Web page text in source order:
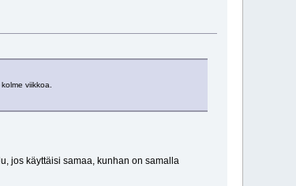
viikkoa.
jos käyttäisi samaa, kunhan on samalla